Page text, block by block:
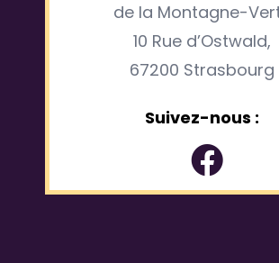
de la Montagne-
10 Rue d’Ostwald,
67200 Strasbourg
Suivez-nous :